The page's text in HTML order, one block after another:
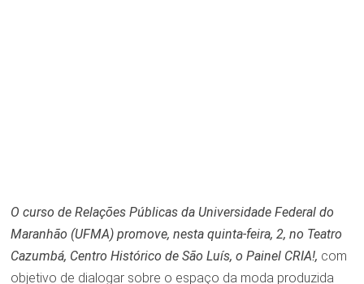
O curso de Relações Públicas da Universidade Federal do
Maranhão (UFMA) promove, nesta quinta-feira, 2, no Teatro
Cazumbá, Centro Histórico de São Luís, o Painel CRIA!, com
objetivo de dialogar sobre o espaço da moda produzida